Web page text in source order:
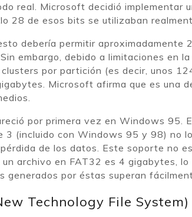
real. Microsoft decidió implementar
28 de esos bits se utilizaban
debería permitir aproximadamente
embargo, debido a limitaciones en
por partición (es decir, unos
Microsoft afirma que es una
por primera vez en Windows 95.
3 (incluido con Windows 95 y 98) no
de los datos. Este soporte no
un archivo en FAT32 es 4 gigabytes,
generados por éstas superan
Technology File System)